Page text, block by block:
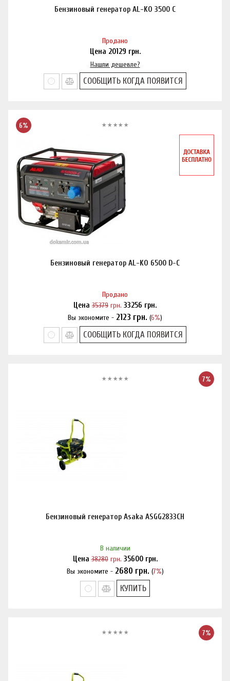
Бензиновый генератор AL-KO 3500 C
Продано
Цена 20129 грн.
Нашли дешевле?
СООБЩИТЬ КОГДА ПОЯВИТСЯ
6%
Бензиновый генератор AL-KO 6500 D-C
Продано
Цена 35379 грн. 33256 грн.
Вы экономите - 2123 грн. (6%)
Нашли дешевле?
СООБЩИТЬ КОГДА ПОЯВИТСЯ
7%
Бензиновый генератор Asaka ASGG2833CН
В наличии
Цена38280грн. 35600грн.
Вы экономите - 2680 грн. (7%)
Нашли дешевле?
КУПИТЬ
7%